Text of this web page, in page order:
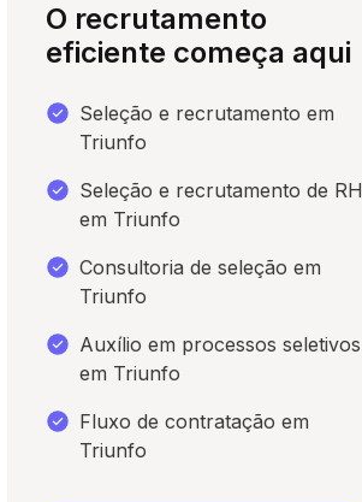
O recrutamento
eficiente começa aqui
Seleção e recrutamento em
Triunfo
Seleção e recrutamento de RH
em Triunfo
Consultoria de seleção em
Triunfo
Auxílio em processos seletivos
em Triunfo
Fluxo de contratação em
Triunfo
conversar